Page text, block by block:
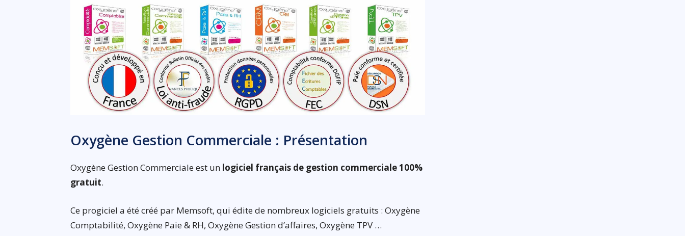
Oxygène Gestion Commerciale : Présentation
Oxygène Gestion Commerciale est un logiciel français de gestion commerciale 100%
gratuit.
Ce progiciel a été créé par Memsoft, qui édite de nombreux logiciels gratuits : Oxygène
Comptabilité, Oxygène Paie & RH, Oxygène Gestion d’affaires, Oxygène TPV …